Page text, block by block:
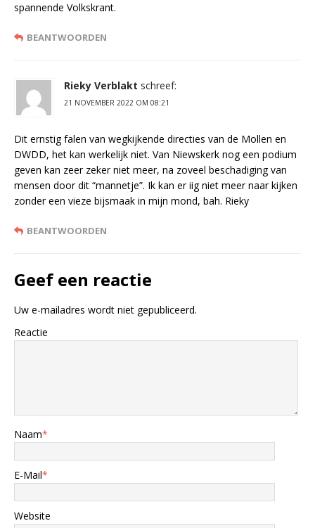
spannende Volkskrant.
BEANTWOORDEN
Rieky Verblakt schreef:
21 NOVEMBER 2022 OM 08:21
Dit ernstig falen van wegkijkende directies van de Mollen en
DWDD, het kan werkelijk niet. Van Niewskerk nog een podium
geven kan zeer zeker niet meer, na zoveel beschadiging van
mensen door dit “mannetje”. Ik kan er iig niet meer naar kijken
zonder een vieze bijsmaak in mijn mond, bah. Rieky
BEANTWOORDEN
Geef een reactie
Uw e-mailadres wordt niet gepubliceerd.
Reactie
Naam*
E-Mail*
Website